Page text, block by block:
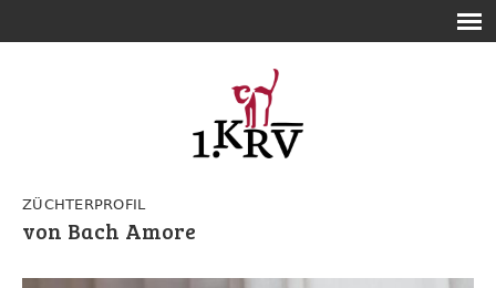
ZÜCHTERPROFIL
von Bach Amore